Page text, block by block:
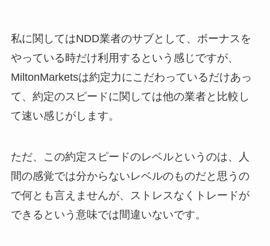
私に関してはNDD業者のサブとして、ボーナスを
やっている時だけ利用するという感じですが、
MiltonMarketsは約定力にこだわっているだけあっ
て、約定のスピードに関しては他の業者と比較し
て速い感じがします。
ただ、この約定スピードのレベルというのは、人
間の感覚では分からないレベルのものだと思うの
で何とも言えませんが、ストレスなくトレードが
できるという意味では間違いないです。